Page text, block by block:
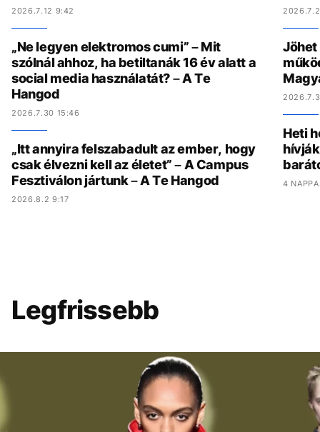
2026.7.12 9:42
„Ne legyen elektromos cumi” – Mit
szólnál ahhoz, ha betiltanák 16 év alatt a
social media használatát? – A Te
Hangod
2026.7.30 15:46
„Itt annyira felszabadult az ember, hogy
csak élvezni kell az életet” – A Campus
Fesztiválon jártunk – A Te Hangod
2026.8.2 9:17
Jöhet
Heti
4
Legfrissebb